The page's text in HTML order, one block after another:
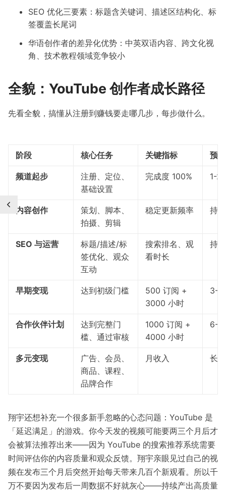
SEO 优化三要素：标题含关键词、描述区结构化、标
签覆盖长尾词
华语创作者的差异化优势：中英双语内容、跨文化视
角、技术教程领域竞争较小
全貌：YouTube 创作者成长路径
先看全貌，搞懂从注册到赚钱要走哪几步，每步做什么。
阶段 核心任务 关键指标 预
频道起步
注册、定位、
基础设置
完成度 100% 1-2
内容创作
策划、脚本、
拍摄、剪辑
稳定更新频率 持
SEO 与运营
标题/描述/标
签优化、观众
互动
搜索排名、观
看时长
持
早期变现 达到初级门槛
500 订阅 +
3000 小时
3-6
合作伙伴计划
达到完整门
槛、通过审核
1000 订阅 +
4000 小时
6-
多元变现
广告、会员、
商品、课程、
品牌合作
月收入 长
翔宇还想补充一个很多新手忽略的心态问题：YouTube 是
「延迟满足」的游戏。你今天发的视频可能要两三个月后才
会被算法推荐出来——因为 YouTube 的搜索推荐系统需要
时间评估你的内容质量和观众反馈。翔宇亲眼见过自己的视
频在发布三个月后突然开始每天带来几百个新观看。所以千
万不要因为发布后一周数据不好就灰心——持续产出高质量